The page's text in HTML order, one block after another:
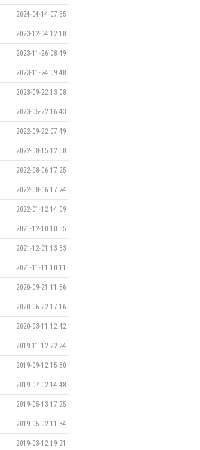
2024-04-14 07:55
2023-12-04 12:18
2023-11-26 08:49
2023-11-24 09:48
2023-09-22 13:08
2023-05-22 16:43
2022-09-22 07:49
2022-08-15 12:38
2022-08-06 17:25
2022-08-06 17:24
2022-01-12 14:09
2021-12-10 10:55
2021-12-01 13:33
2021-11-11 10:11
2020-09-21 11:36
2020-06-22 17:16
2020-03-11 12:42
2019-11-12 22:24
2019-09-12 15:30
2019-07-02 14:48
2019-05-13 17:25
2019-05-02 11:34
2019-03-12 19:21